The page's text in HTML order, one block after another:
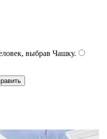
выбрав Чашку.